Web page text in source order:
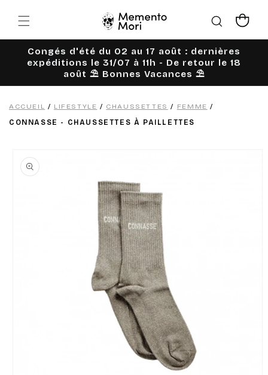
passer au
contenu
Panier
Congés d'été du 02 au 17 août : dernières
expéditions le 31/07 à 11h - De retour le 18
août ⛱️ Bonnes Vacances ⛱️
ACCUEIL / LIFESTYLE / CHAUSSETTES / FEMME /
CONNASSE - CHAUSSETTES À PAILLETTES
informations
produits